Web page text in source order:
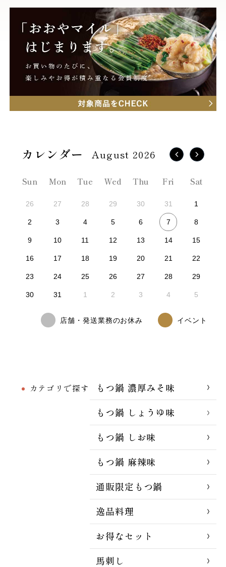
カテゴリで探す
もつ鍋 濃厚みそ味
もつ鍋 しょうゆ味
もつ鍋 しお味
もつ鍋 麻辣味
通販限定もつ鍋
逸品料理
お得なセット
馬刺し
August 2026
Sun Mon Tue Wed Thu Fri Sat
26 27 28 29 30 31 1
2 3 4 5 6 7 8
9 10 11 12 13 14 15
16 17 18 19 20 21 22
23 24 25 26 27 28 29
30 31 1 2 3 4 5
店舗・発送業務のお休み イベント